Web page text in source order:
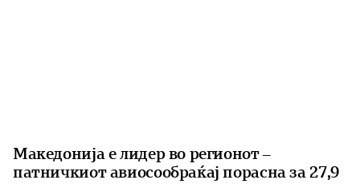
Македонија е лидер во регионот –
патничкиот авиосообраќај порасна за 27,9